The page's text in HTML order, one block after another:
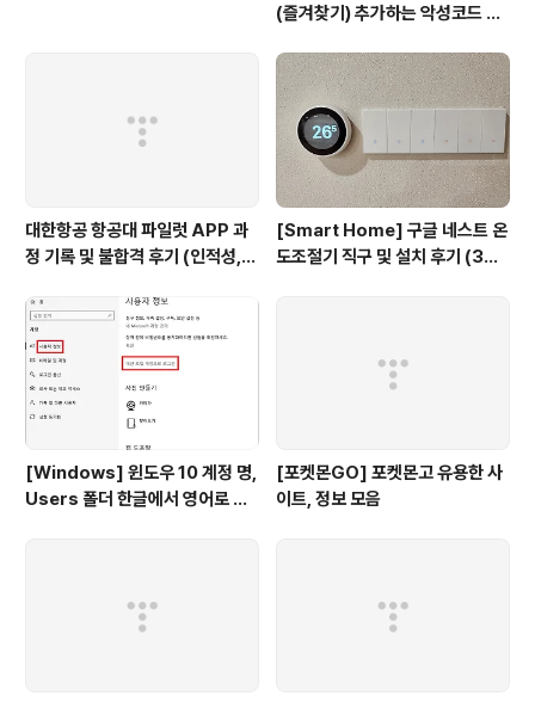
(즐겨찾기) 추가하는 악성코드 삭
servicepack)
대한항공 항공대 파일럿 APP 과
정 기록 및 불합격 후기 (인적성,
[Smart Home] 구글 네스트 온
도조절기 직구 및 설치 후기 (3세
[Windows] 윈도우 10 계정 명,
Users 폴더 한글에서 영어로 변
[포켓몬GO] 포켓몬고 유용한 사
이트, 정보 모음